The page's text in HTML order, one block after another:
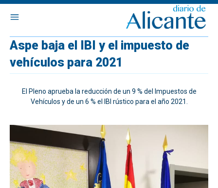
Aspe baja el IBI y el impuesto de
vehículos para 2021
El Pleno aprueba la reducción de un 9 % del Impuestos de
Vehículos y de un 6 % el IBI rústico para el año 2021.